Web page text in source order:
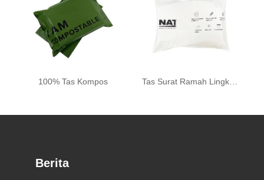
100% Tas Kompos
Berita